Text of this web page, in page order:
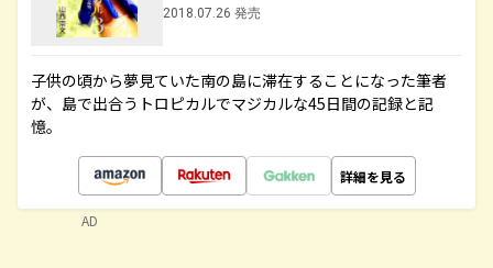
2018.07.26 発売
子供の頃から夢見ていた南の島に滞在することになった筆者
が、島で出合うトロピカルでマジカルな45日間の記録と記
憶。
詳細を見る
AD